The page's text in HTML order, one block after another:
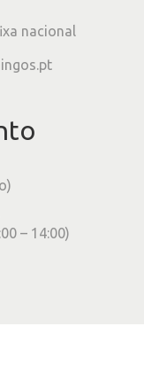
nacional
– 14:00)